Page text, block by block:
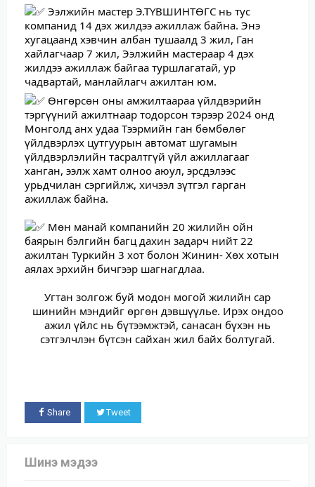
Ээлжийн мастер Э.ТҮВШИНТӨГС нь тус
компанид 14 дэх жилдээ ажиллаж байна. Энэ
хугацаанд хэвчин албан тушаалд 3 жил, Ган
хайлагчаар 7 жил, Ээлжийн мастераар 4 дэх
жилдээ ажиллаж байгаа туршлагатай, ур
чадвартай, манлайлагч ажилтан юм.
Өнгөрсөн оны амжилтаараа үйлдвэрийн
тэргүүний ажилтнаар тодорсон тэрээр 2024 онд
Монголд анх удаа Тээрмийн ган бөмбөлөг
үйлдвэрлэх цутгуурын автомат шугамын
үйлдвэрлэлийн тасралтгүй үйл ажиллагааг
ханган, ээлж хамт олноо аюул, эрсдэлээс
урьдчилан сэргийлж, хичээл зүтгэл гарган
ажиллаж байна.
Мөн манай компанийн 20 жилийн ойн
баярын бэлгийн багц дахин задарч нийт 22
ажилтан Туркийн 3 хот болон Жинин- Хөх хотын
аялах эрхийн бичгээр шагнагдлаа.
Угтан золгож буй модон могой жилийн сар
шинийн мэндийг өргөн дэвшүүлье. Ирэх ондоо
ажил үйлс нь бүтээмжтэй, санасан бүхэн нь
сэтгэлчлэн бүтсэн сайхан жил байх болтугай.
Share Tweet
Шинэ мэдээ